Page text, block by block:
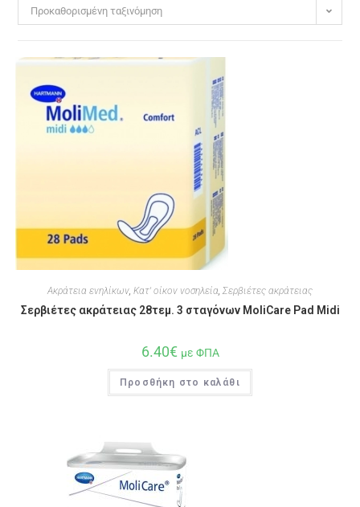
Προκαθορισμένη ταξινόμηση
Ακράτεια ενηλίκων, Κατ' οίκον νοσηλεία, Σερβιέτες ακράτειας
Σερβιέτες ακράτειας 28τεμ. 3 σταγόνων MoliCare Pad Midi
6.40€ με ΦΠΑ
Προσθήκη στο καλάθι